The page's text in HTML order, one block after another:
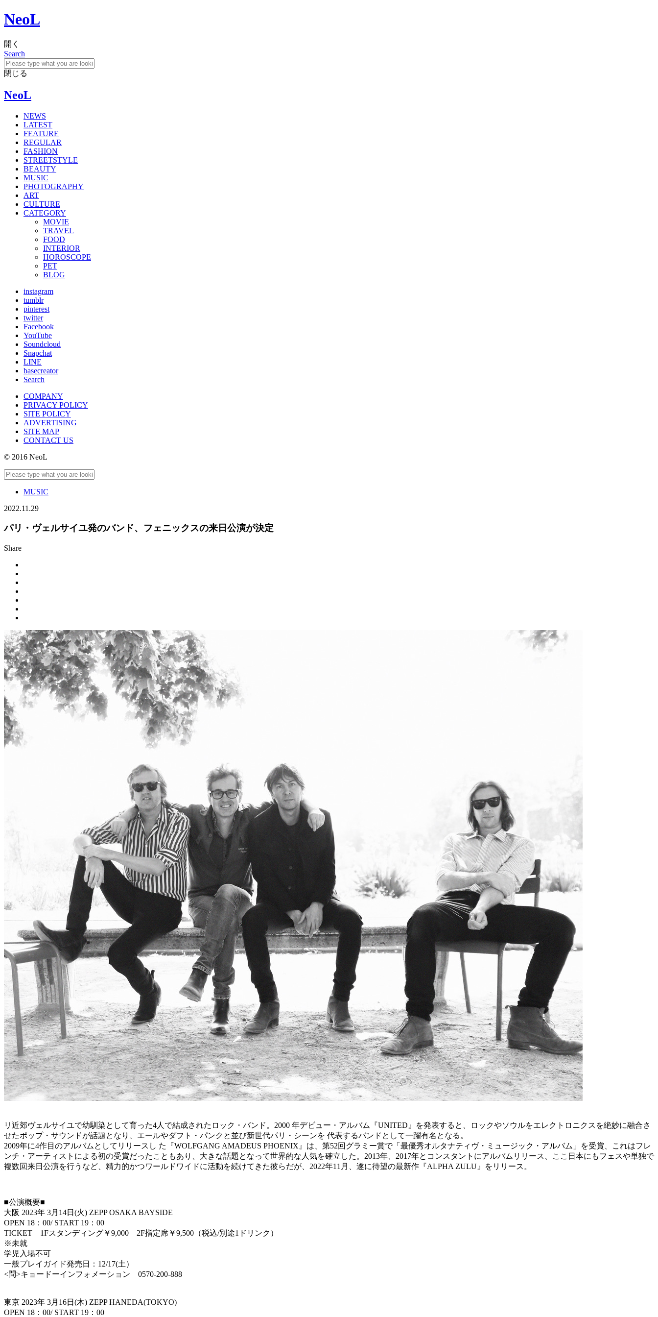
NeoL
開く
Search
閉じる
NeoL
NEWS
LATEST
FEATURE
REGULAR
FASHION
STREETSTYLE
BEAUTY
MUSIC
PHOTOGRAPHY
ART
CULTURE
CATEGORY
MOVIE
TRAVEL
FOOD
INTERIOR
HOROSCOPE
PET
BLOG
instagram
tumblr
pinterest
twitter
Facebook
YouTube
Soundcloud
Snapchat
LINE
basecreator
Search
COMPANY
PRIVACY POLICY
SITE POLICY
ADVERTISING
SITE MAP
CONTACT US
© 2016 NeoL
MUSIC
2022.11.29
パリ・ヴェルサイユ発のバンド、フェニックスの来日公演が決定
Share
リ近郊ヴェルサイユで幼馴染として育った4人で結成されたロック・バンド。2000 年デビュー・アルバム『UNITED』を発表すると、ロックやソウルをエレクトロニクスを絶妙に融合さ
せたポップ・サウンドが話題となり、エールやダフト・パンクと並び新世代パリ・シーンを 代表するバンドとして一躍有名となる。
2009年に4作目のアルバムとしてリリースし た『WOLFGANG AMADEUS PHOENIX』は、第52回グラミー賞で「最優秀オルタナティヴ・ミュージック・アルバム」を受賞、これはフレ
ンチ・アーティストによる初の受賞だったこともあり、大きな話題となって世界的な人気を確立した。2013年、2017年とコンスタントにアルバムリリース、ここ日本にもフェスや単独で
複数回来日公演を行うなど、精力的かつワールドワイドに活動を続けてきた彼らだが、2022年11月、遂に待望の最新作『ALPHA ZULU』をリリース。
■公演概要■
大阪 2023年 3月14日(火) ZEPP OSAKA BAYSIDE
OPEN 18：00/ START 19：00
TICKET 1Fスタンディング￥9,000 2F指定席￥9,500（税込/別途1ドリンク）
※未就
学児入場不可
一般プレイガイド発売日：12/17(土）
<問>キョードーインフォメーション 0570-200-888
東京 2023年 3月16日(木) ZEPP HANEDA(TOKYO)
OPEN 18：00/ START 19：00